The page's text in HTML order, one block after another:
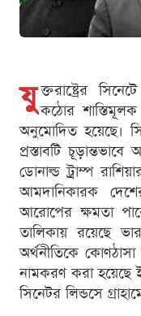
যু ক্তরাষ্ট্রের
কঠোর শাস্তিমূলক
অনুমোদিত হয়েছে।
প্রস্তাবটি
ডোনাল্ড ট্রাম্প
আমদানিকারক
আরোপের ক্ষমতা
তালিকায় রয়েছে
অর্থনীতিকে
নামকরণ করা হয়েছে
সিনেটর লিন্ডসে